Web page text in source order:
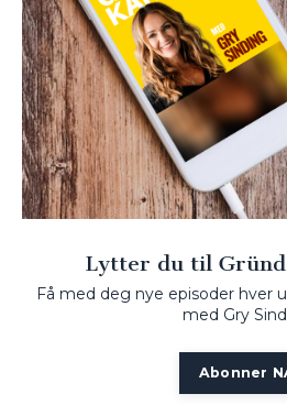
Lytter du til
Få med deg nye episoder hver
med Gry
Abonner